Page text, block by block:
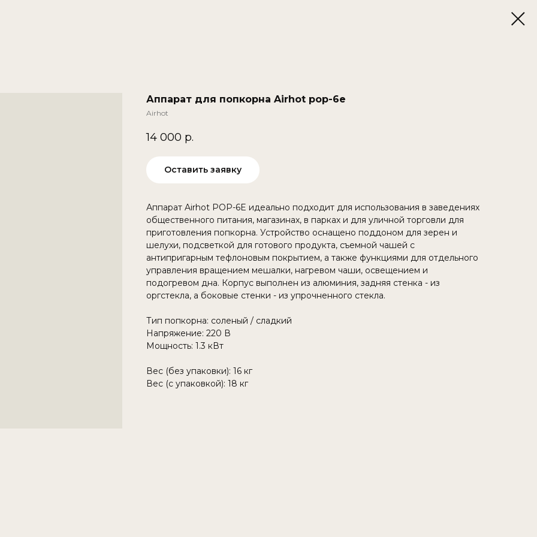
Аппарат для попкорна Airhot pop-6e
Airhot
14 000 р.
Оставить заявку
Аппарат Airhot POP-6E идеально подходит для использования в заведениях
общественного питания, магазинах, в парках и для уличной торговли для
приготовления попкорна. Устройство оснащено поддоном для зерен и
шелухи, подсветкой для готового продукта, съемной чашей с
антипригарным тефлоновым покрытием, а также функциями для отдельного
управления вращением мешалки, нагревом чаши, освещением и
подогревом дна. Корпус выполнен из алюминия, задняя стенка - из
оргстекла, а боковые стенки - из упрочненного стекла.
Тип попкорна: соленый / сладкий
Напряжение: 220 В
Мощность: 1.3 кВт
Вес (без упаковки): 16 кг
Вес (с упаковкой): 18 кг